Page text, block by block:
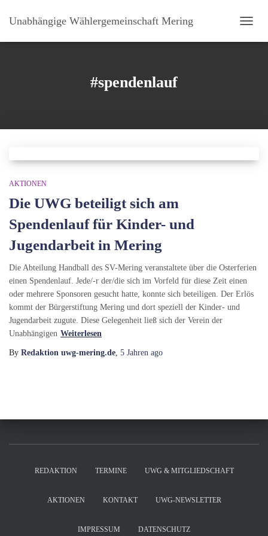
Unabhängige Wählergemeinschaft Mering
#spendenlauf
AKTIONEN
Die UWG beteiligt sich am
Spendenlauf für Kinder- und
Jugendarbeit in Mering
Die Abteilung Handball des SV-Mering veranstaltete über die Osterferien
einen Spendenlauf. Jede/-r der/die sich im Vorfeld für diese Zeit einen
oder mehrere Sponsoren gesucht hatte, konnte sich beteiligen. Der Erlös
kommt der Bürgerstiftung Mering und dort speziell der Kinder- und
Jugendarbeit zugute. Diese Gelegenheit ließ sich der Verein der
Unabhängigen Weiterlesen
By Redaktion uwg-mering.de, 5 Jahren ago
REDAKTION TERMINE UWG & MITGLIEDSCHAFT
AKTIONEN KONTAKT UWG-NEWSLETTER
IMPRESSUM DATENSCHUTZ